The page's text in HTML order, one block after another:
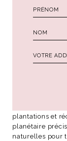
d’obtenir celle
il faut ajouter
plantations et
planétaire
naturelles pour